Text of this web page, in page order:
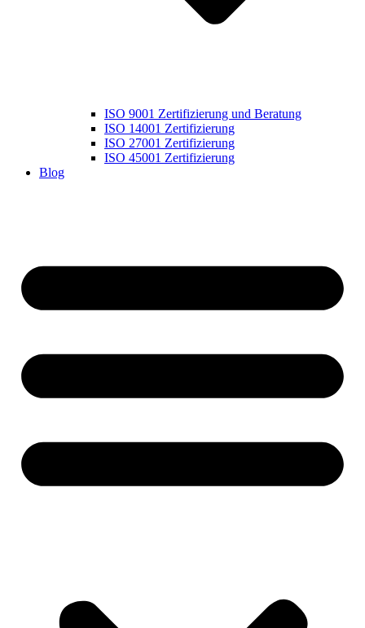
ISO 9001 Zertifizierung und Beratung
ISO 14001 Zertifizierung
ISO 27001 Zertifizierung
ISO 45001 Zertifizierung
Blog